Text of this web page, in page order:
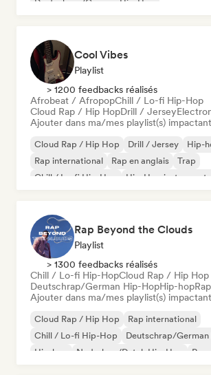
Deutschrap/German Hip-Hop
Cool Vibes
Playlist
> 1200 feedbacks réalisés
Afrobeat / AfropopChill / Lo-fi Hip-Hop
Cloud Rap / Hip HopDrill / Jersey
Ajouter dans ma/mes playlist(s)
Cloud Rap / Hip Hop Drill / Jersey
Hip-
Rap international
Rap en anglais
Trap
Chill / Lo-fi Hip-Hop
Hip-Hop
Rap Beyond the Clouds
Playlist
> 1300 feedbacks réalisés
Chill / Lo-fi Hip-HopCloud Rap / Hip Hop
Deutschrap/German Hip-HopHip-hop
Ajouter dans ma/mes playlist(s)
Cloud Rap / Hip Hop
Rap international
Chill / Lo-fi Hip-Hop
Deutschrap/
Hip-hop
Nederhop/Dutch Hip-Hop
Rap